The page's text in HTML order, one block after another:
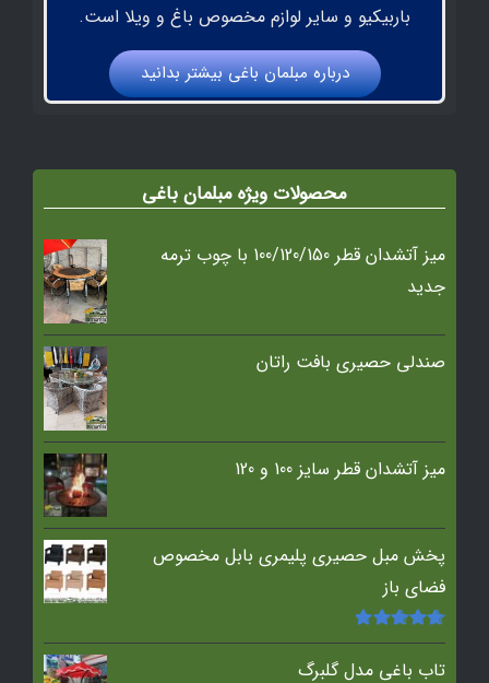
باربیکیو و سایر لوازم مخصوص باغ و ویلا است.
درباره مبلمان باغي بيشتر بدانيد
محصولات ویژه مبلمان باغی
میز آتشدان قطر 100/120/150 با چوب ترمه
جدید
صندلی حصیری بافت راتان
میز آتشدان قطر سایز 100 و 120
پخش مبل حصیری پلیمری بابل مخصوص
فضای باز
امتیاز5.00از
5
تاب باغی مدل گلبرگ